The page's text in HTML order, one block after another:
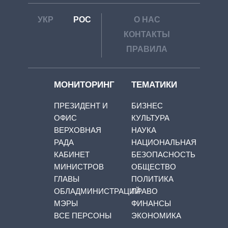
УКР РОС
О НАС
КОНТАКТЫ
ПРАВИЛА
МОНИТОРИНГ
ПРЕЗИДЕНТ И
ОФИС
ВЕРХОВНАЯ
РАДА
КАБИНЕТ
МИНИСТРОВ
ГЛАВЫ
ОБЛАДМИНИСТРАЦИЙ
МЭРЫ
ВСЕ ПЕРСОНЫ
ТЕМАТИКИ
БИЗНЕС
КУЛЬТУРА
НАУКА
НАЦИОНАЛЬНАЯ
БЕЗОПАСНОСТЬ
ОБЩЕСТВО
ПОЛИТИКА
ПРАВО
ФИНАНСЫ
ЭКОНОМИКА